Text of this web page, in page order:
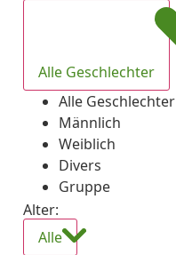
Alle Geschlechter
Alle Geschlechter
Männlich
Weiblich
Divers
Gruppe
Alter:
Alle